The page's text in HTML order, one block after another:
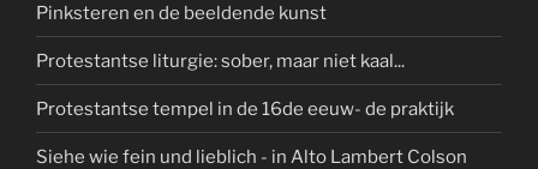
Pinksteren en de beeldende kunst
Protestantse liturgie: sober, maar niet kaal...
Protestantse tempel in de 16de eeuw- de praktijk
Siehe wie fein und lieblich - in Alto Lambert Colson